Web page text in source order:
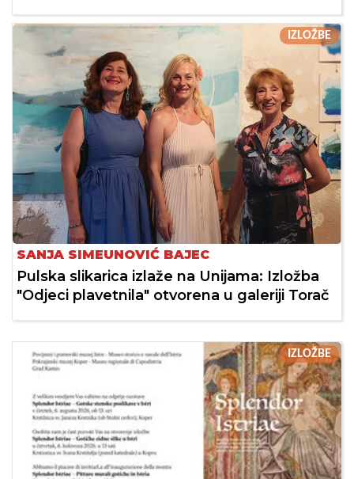
IZLOŽBE
SANJA SIMEUNOVIĆ BAJEC
Pulska slikarica izlaže na Unijama: Izložba
"Odjeci plavetnila" otvorena u galeriji Torač
IZLOŽBE